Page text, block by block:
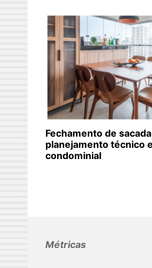
Fechamento de
planejamento técnico
condominial
Métricas